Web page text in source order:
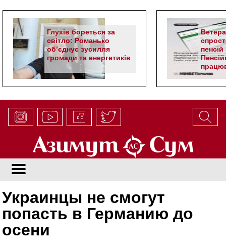
Глухів бореться за
світло: Романько
об’єднує зусилля
громади та енергетиків
Украинцы не смогут
попасть в Германию до
осени